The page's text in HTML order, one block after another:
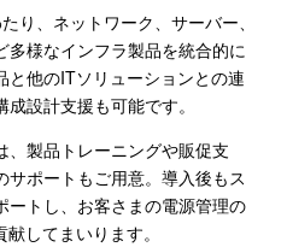
り、ネットワーク、サーバー、
多様なインフラ製品を統合的に
と他のITソリューションとの連
設計支援も可能です。
、製品トレーニングや販促支
ポートもご用意。導入後もス
ートし、お客さまの電源管理の
してまいります。